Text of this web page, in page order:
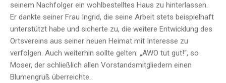
seinem Nachfolger ein wohlbestelltes Haus zu hinterlassen.
Er dankte seiner Frau Ingrid, die seine Arbeit stets beispielhaft
unterstützt habe und sicherte zu, die weitere Entwicklung des
Ortsvereins aus seiner neuen Heimat mit Interesse zu
verfolgen. Auch weiterhin sollte gelten: „AWO tut gut!“, so
Moser, der schließlich allen Vorstandsmitgliedern einen
Blumengruß überreichte.